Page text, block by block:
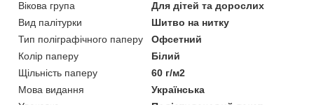
Вікова група
Для дітей та дорослих
Вид палітурки
Шитво на нитку
Тип поліграфічного паперу
Офсетний
Колір паперу
Білий
Щільність паперу
60 г/м2
Мова видання
Українська